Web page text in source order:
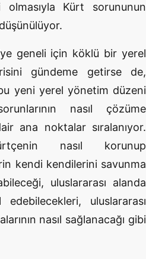
Kürt sorununun
geneli için köklü bir yerel
gündeme getirse de,
yeni yerel yönetim düzeni
nasıl çözüme
ana noktalar sıralanıyor.
nasıl korunup
kendi kendilerini savunma
uluslararası alanda
uluslararası
nasıl sağlanacağı gibi